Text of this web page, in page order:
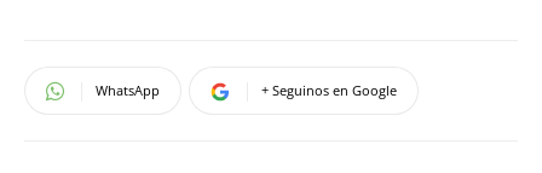
WhatsApp + Seguinos en Google